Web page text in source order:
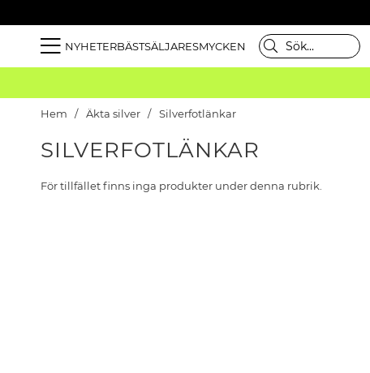
NYHETERBÄSTSÄLJARESMYCKEN
Hem Äkta silver Silverfotlänkar
SILVERFOTLÄNKAR
För tillfället finns inga produkter under denna rubrik.